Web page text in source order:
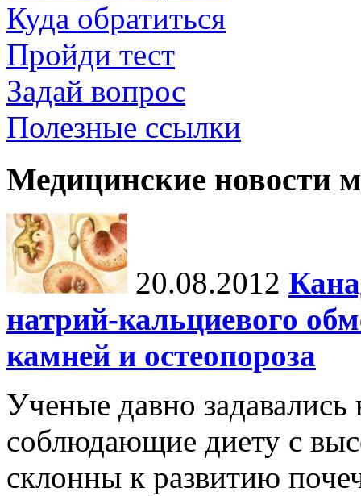
Куда обратиться
Пройди тест
Задай вопрос
Полезные ссылки
Медицинские новости
20.08.2012
натрий-кальциевого
камней и остеопороза
Ученые давно
соблюдающие диету с
склонны к развитию